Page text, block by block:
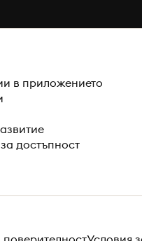
в приложението
достъпност